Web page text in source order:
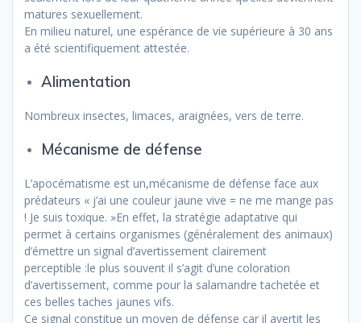
matures sexuellement.
En milieu naturel, une espérance de vie supérieure à 30 ans
a été scientifiquement attestée.
Alimentation
Nombreux insectes, limaces, araignées, vers de terre.
Mécanisme de défense
L’apocématisme est un,mécanisme de défense face aux
prédateurs « j’ai une couleur jaune vive = ne me mange pas
! Je suis toxique. »En effet, la stratégie adaptative qui
permet à certains organismes (généralement des animaux)
d’émettre un signal d’avertissement clairement
perceptible :le plus souvent il s’agit d’une coloration
d’avertissement, comme pour la salamandre tachetée et
ces belles taches jaunes vifs.
Ce signal constitue un moyen de défense car il avertit les